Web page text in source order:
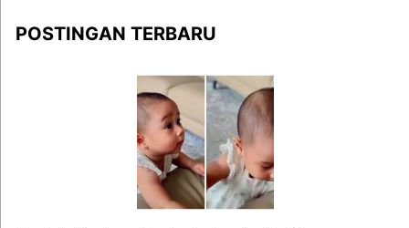
POSTINGAN TERBARU